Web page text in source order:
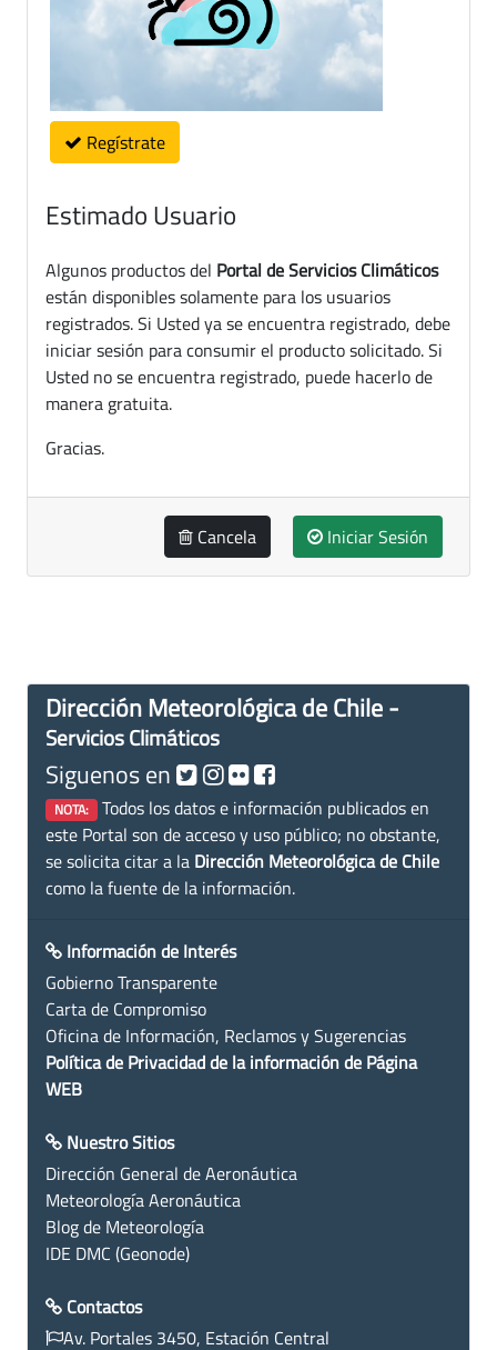
Regístrate
Estimado Usuario
Algunos productos del Portal de Servicios Climáticos
están disponibles solamente para los usuarios
registrados. Si Usted ya se encuentra registrado, debe
iniciar sesión para consumir el producto solicitado. Si
Usted no se encuentra registrado, puede hacerlo de
manera gratuita.
Gracias.
Cancela Iniciar Sesión
Dirección Meteorológica de Chile -
Servicios Climáticos
Siguenos en
NOTA: Todos los datos e información publicados en
este Portal son de acceso y uso público; no obstante,
se solicita citar a la Dirección Meteorológica de Chile
como la fuente de la información.
Información de Interés
Gobierno Transparente
Carta de Compromiso
Oficina de Información, Reclamos y Sugerencias
Política de Privacidad de la información de Página
WEB
Nuestro Sitios
Dirección General de Aeronáutica
Meteorología Aeronáutica
Blog de Meteorología
IDE DMC (Geonode)
Contactos
Av. Portales 3450, Estación Central